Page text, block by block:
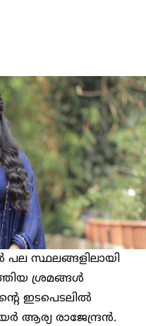
സ്ഥലങ്ങളിലായി
ശ്രമങ്ങൾ
ഇടപെടലിൽ
ആര്യ രാജേന്ദ്രൻ.